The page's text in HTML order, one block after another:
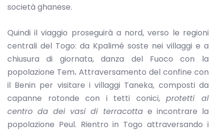
società ghanese.
Quindi il viaggio proseguirà a nord, verso le regioni
centrali del Togo: da Kpalimé soste nei villaggi e a
chiusura di giornata, danza del Fuoco con la
popolazione Tem. Attraversamento del confine con
il Benin per visitare i villaggi Taneka, composti da
capanne rotonde con i tetti conici,protetti al
centro da dei vasi di terracottae incontrare la
popolazione Peul. Rientro in Togo attraversando i